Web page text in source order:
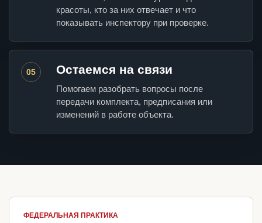
красоты, кто за них отвечает и что
показывать инспектору при проверке.
05 Остаемся на связи
Помогаем разобрать вопросы после
передачи комплекта, предписания или
изменений в работе объекта.
ФЕДЕРАЛЬНАЯ ПРАКТИКА